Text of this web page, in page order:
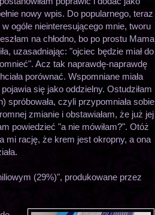
nowy wpis. Do popularnego, teraz
w ogóle nieinteresującego mnie, tworu
na chłodno, bo po prostu Mama
uzasadniając: "ojciec będzie miał do
Acz tak naprawdę-naprawdę
porównać. Wspomniane miała
się jako oddzielny. Ostudziłam
spróbowała, czyli przypomniała sobie
zmianie i obstawiałam, że już jej
powiedzieć "a nie mówiłam?". Otóż
mi rację, że krem jest okropny, a ona
(29%)", produkowane przez